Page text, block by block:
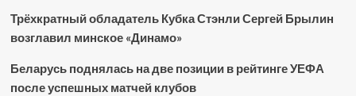
Трёхкратный обладатель Кубка Стэнли Сергей Брылин
возглавил минское «Динамо»
Беларусь поднялась на две позиции в рейтинге УЕФА
после успешных матчей клубов